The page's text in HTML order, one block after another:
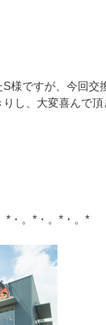
様ですが、今回
し、大変喜んで頂
*・。*・。*・。*